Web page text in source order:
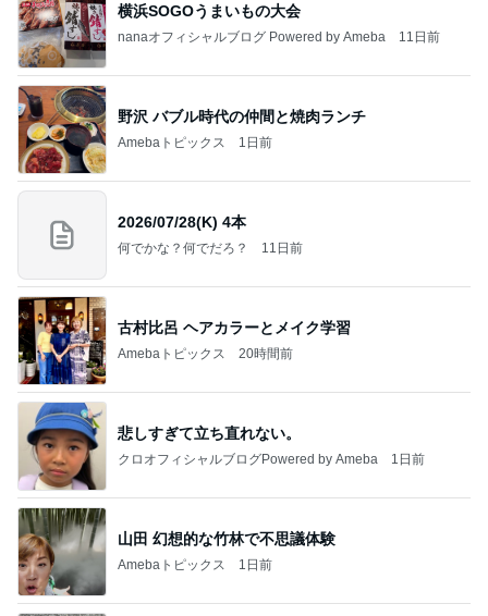
横浜SOGOうまいもの大会
nanaオフィシャルブログ Powered by Ameba 11日前
野沢 バブル時代の仲間と焼肉ランチ
Amebaトピックス 1日前
2026/07/28(K) 4本
何でかな？何でだろ？ 11日前
古村比呂 ヘアカラーとメイク学習
Amebaトピックス 20時間前
悲しすぎて立ち直れない。
クロオフィシャルブログPowered by Ameba 1日前
山田 幻想的な竹林で不思議体験
Amebaトピックス 1日前